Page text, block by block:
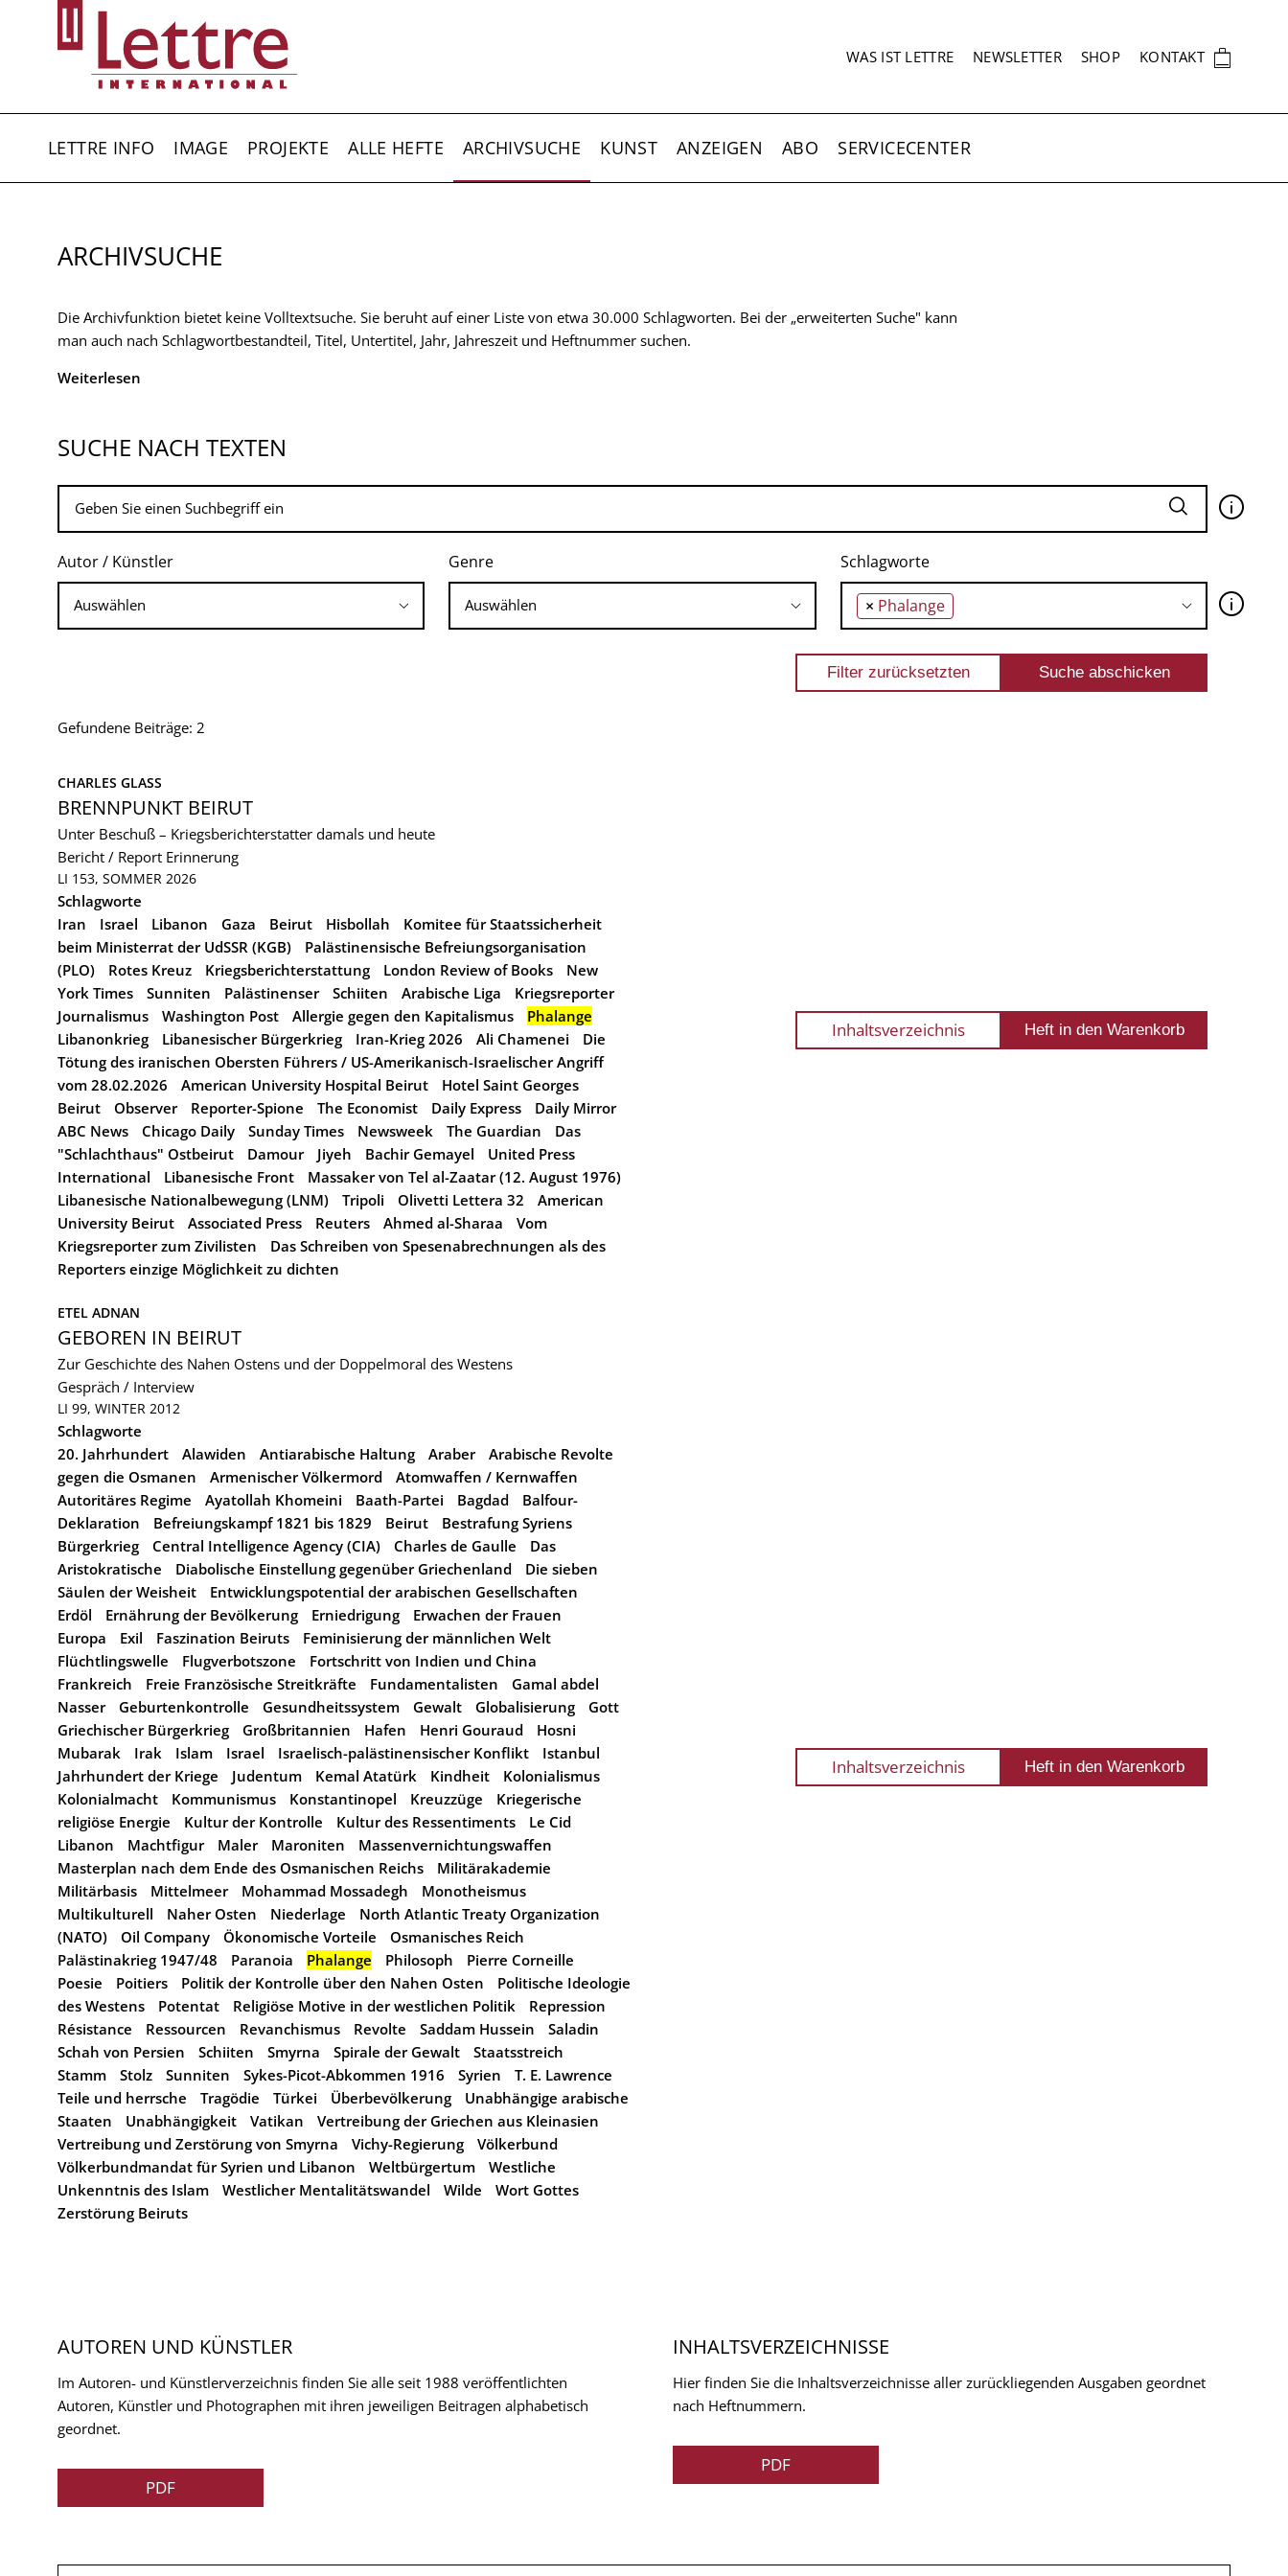
SEKUNDÄRNAVIGATION
WAS IST LETTRE NEWSLETTER SHOP KONTAKT 🛍
LETTRE INFO IMAGE PROJEKTE ALLE HEFTE ARCHIVSUCHE KUNST ANZEIGEN ABO SERVICECENTER
ARCHIVSUCHE
Die Archivfunktion bietet keine Volltextsuche. Sie beruht auf einer Liste von etwa 30.000 Schlagworten. Bei der „erweiterten Suche" kann
man auch nach Schlagwortbestandteil, Titel, Untertitel, Jahr, Jahreszeit und Heftnummer suchen.
Weiterlesen
SUCHE NACH TEXTEN
🛈
Autor / Künstler Genre Schlagworte
× Phalange 🛈
Gefundene Beiträge: 2
CHARLES GLASS
BRENNPUNKT BEIRUT
Unter Beschuß – Kriegsberichterstatter damals und heute
Bericht / Report Erinnerung
LI 153, SOMMER 2026
Schlagworte
Iran
Israel Libanon Gaza Beirut Hisbollah
Komitee für Staatssicherheit
beim Ministerrat der UdSSR (KGB)
Palästinensische Befreiungsorganisation
(PLO)
Rotes Kreuz Kriegsberichterstattung London Review of Books
New
York Times
Sunniten Palästinenser Schiiten Arabische Liga
Kriegsreporter
Journalismus
Washington Post Allergie gegen den Kapitalismus
Phalange
Libanonkrieg
Libanesischer Bürgerkrieg Iran-Krieg 2026 Ali Chamenei
Die
Tötung des iranischen Obersten Führers / US-Amerikanisch-Israelischer Angriff
vom 28.02.2026
American University Hospital Beirut
Hotel Saint Georges
Beirut
Observer Reporter-Spione The Economist Daily Express
Daily Mirror
ABC News
Chicago Daily Sunday Times Newsweek The Guardian
Das
"Schlachthaus" Ostbeirut
Damour Jiyeh Bachir Gemayel
United Press
International
Libanesische Front
Massaker von Tel al-Zaatar (12. August 1976)
Libanesische Nationalbewegung (LNM)
Tripoli Olivetti Lettera 32
American
University Beirut
Associated Press Reuters Ahmed al-Sharaa
Vom
Kriegsreporter zum Zivilisten
Das Schreiben von Spesenabrechnungen als des
Reporters einzige Möglichkeit zu dichten
Inhaltsverzeichnis
ETEL ADNAN
GEBOREN IN BEIRUT
Zur Geschichte des Nahen Ostens und der Doppelmoral des Westens
Gespräch / Interview
LI 99, WINTER 2012
Schlagworte
20. Jahrhundert
Alawiden Antiarabische Haltung Araber
Arabische Revolte
gegen die Osmanen
Armenischer Völkermord
Atomwaffen / Kernwaffen
Autoritäres Regime
Ayatollah Khomeini Baath-Partei Bagdad
Balfour-
Deklaration
Befreiungskampf 1821 bis 1829 Beirut
Bestrafung Syriens
Bürgerkrieg
Central Intelligence Agency (CIA) Charles de Gaulle
Das
Aristokratische
Diabolische Einstellung gegenüber Griechenland
Die sieben
Säulen der Weisheit
Entwicklungspotential der arabischen Gesellschaften
Erdöl
Ernährung der Bevölkerung Erniedrigung
Erwachen der Frauen
Europa
Exil Faszination Beiruts
Feminisierung der männlichen Welt
Flüchtlingswelle
Flugverbotszone
Fortschritt von Indien und China
Frankreich
Freie Französische Streitkräfte Fundamentalisten
Gamal abdel
Nasser
Geburtenkontrolle Gesundheitssystem Gewalt Globalisierung
Gott
Griechischer Bürgerkrieg
Großbritannien Hafen Henri Gouraud
Hosni
Mubarak
Irak Islam Israel Israelisch-palästinensischer Konflikt
Istanbul
Jahrhundert der Kriege
Judentum Kemal Atatürk Kindheit
Kolonialismus
Kolonialmacht
Kommunismus Konstantinopel Kreuzzüge
Kriegerische
religiöse Energie
Kultur der Kontrolle Kultur des Ressentiments
Le Cid
Libanon
Machtfigur Maler Maroniten
Massenvernichtungswaffen
Masterplan nach dem Ende des Osmanischen Reichs
Militärakademie
Militärbasis
Mittelmeer Mohammad Mossadegh
Monotheismus
Multikulturell
Naher Osten Niederlage
North Atlantic Treaty Organization
(NATO)
Oil Company Ökonomische Vorteile
Osmanisches Reich
Palästinakrieg 1947/48
Paranoia Phalange Philosoph
Pierre Corneille
Poesie
Poitiers Politik der Kontrolle über den Nahen Osten
Politische Ideologie
des Westens
Potentat Religiöse Motive in der westlichen Politik
Repression
Résistance
Ressourcen Revanchismus Revolte Saddam Hussein
Saladin
Schah von Persien
Schiiten Smyrna Spirale der Gewalt
Staatsstreich
Stamm
Stolz Sunniten Sykes-Picot-Abkommen 1916 Syrien
T. E. Lawrence
Teile und herrsche
Tragödie Türkei Überbevölkerung
Unabhängige arabische
Staaten
Unabhängigkeit Vatikan
Vertreibung der Griechen aus Kleinasien
Vertreibung und Zerstörung von Smyrna
Vichy-Regierung
Völkerbund
Völkerbundmandat für Syrien und Libanon
Weltbürgertum
Westliche
Unkenntnis des Islam
Westlicher Mentalitätswandel Wilde
Wort Gottes
Zerstörung Beiruts
Inhaltsverzeichnis
AUTOREN UND KÜNSTLER
Im Autoren- und Künstlerverzeichnis finden Sie alle seit 1988 veröffentlichten
Autoren, Künstler und Photographen mit ihren jeweiligen Beitragen alphabetisch
geordnet.
PDF
INHALTSVERZEICHNISSE
Hier finden Sie die Inhaltsverzeichnisse aller zurückliegenden Ausgaben geordnet
nach Heftnummern.
PDF